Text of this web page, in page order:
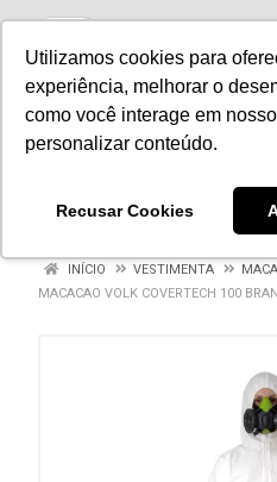
Utilizamos cookies para
experiência, melhorar o
como você interage em
personalizar conteúdo.
Recusar Cookies
INÍCIO VESTIMENTA
MACACAO VOLK COVERTECH 100